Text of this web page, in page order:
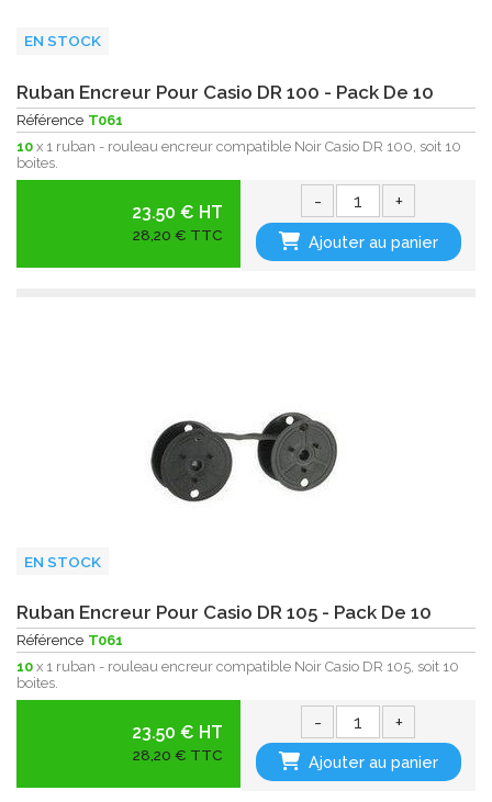
EN STOCK
Ruban Encreur Pour Casio DR 100 - Pack De 10
Référence T061
10 x 1 ruban - rouleau encreur compatible Noir Casio DR 100, soit 10
boites.
23.50 € HT
28,20 € TTC
- +
Ajouter au panier
EN STOCK
Ruban Encreur Pour Casio DR 105 - Pack De 10
Référence T061
10 x 1 ruban - rouleau encreur compatible Noir Casio DR 105, soit 10
boites.
23.50 € HT
28,20 € TTC
- +
Ajouter au panier